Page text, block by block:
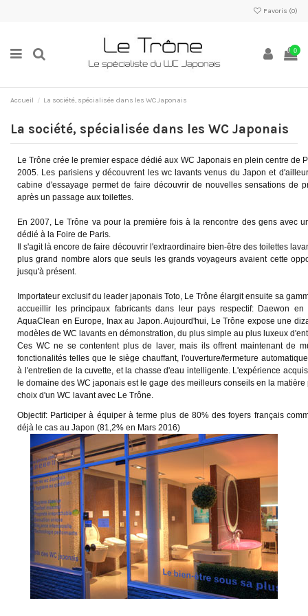
Favoris (0)
0
Accueil La société, spécialisée dans les WC Japonais
La société, spécialisée dans les WC Japonais
Le Trône crée le premier espace dédié aux WC Japonais en plein centre de
2005. Les parisiens y découvrent les wc lavants venus du Japon et
cabine d'essayage permet de faire découvrir de nouvelles sensations de
après un passage aux toilettes.
En 2007, Le Trône va pour la première fois à la rencontre des gens avec
dédié à la Foire de Paris.
Il s'agit là encore de faire découvrir l'extraordinaire bien-être des toilettes
plus grand nombre alors que seuls les grands voyageurs avaient cette
jusqu'à présent.
Importateur exclusif du leader japonais Toto, Le Trône élargit ensuite sa
accueillir les principaux fabricants dans leur pays respectif: Daewon en
AquaClean en Europe, Inax au Japon. Aujourd'hui, Le Trône expose une
modèles de WC lavants en démonstration, du plus simple au plus luxeux
Ces WC ne se contentent plus de laver, mais ils offrent maintenant de
fonctionalités telles que le siège chauffant, l'ouverture/fermeture
à l'entretien de la cuvette, et la chasse d'eau intelligente. L'expérience
le domaine des WC japonais est le gage des meilleurs conseils en la matière
choix d'un WC lavant avec Le Trône.
Objectif: Participer à équiper à terme plus de 80% des foyers français
déjà le cas au Japon (81,2% en Mars 2016)